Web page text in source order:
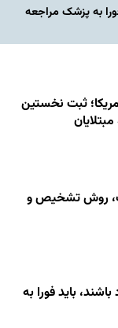
به پزشک مراجعه
ثبت نخستین
روش تشخیص و
باید فورا به